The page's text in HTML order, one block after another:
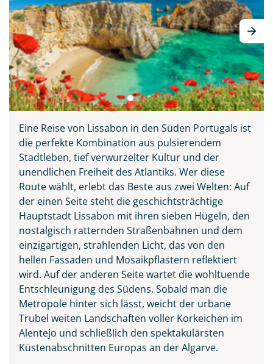
Eine Reise von Lissabon in den Süden Portugals ist
die perfekte Kombination aus pulsierendem
Stadtleben, tief verwurzelter Kultur und der
unendlichen Freiheit des Atlantiks. Wer diese
Route wählt, erlebt das Beste aus zwei Welten: Auf
der einen Seite steht die geschichtsträchtige
Hauptstadt Lissabon mit ihren sieben Hügeln, den
nostalgisch ratternden Straßenbahnen und dem
einzigartigen, strahlenden Licht, das von den
hellen Fassaden und Mosaikpflastern reflektiert
wird. Auf der anderen Seite wartet die wohltuende
Entschleunigung des Südens. Sobald man die
Metropole hinter sich lässt, weicht der urbane
Trubel weiten Landschaften voller Korkeichen im
Alentejo und schließlich den spektakulärsten
Küstenabschnitten Europas an der Algarve.